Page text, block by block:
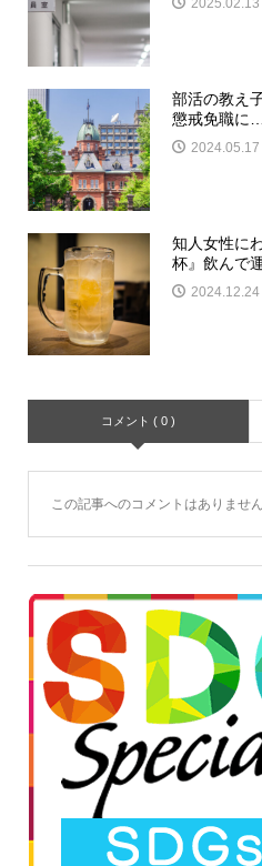
2025.02.13
部活の教え
懲戒免職
2024.05.17
知人女性に
杯』飲んで
2024.12.24
コメント ( 0 )
この記事へのコメントはありません